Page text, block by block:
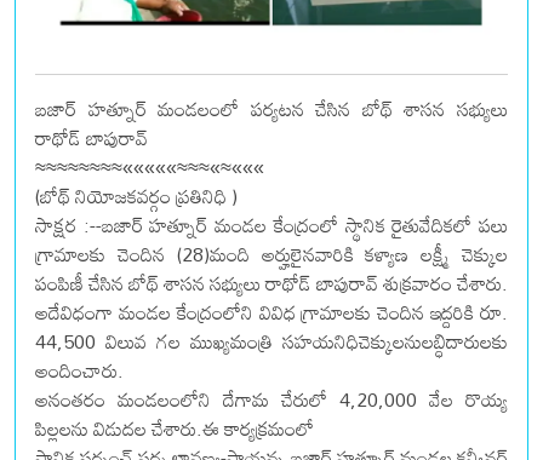
బజార్ హత్నూర్ మండలంలో పర్యటన చేసిన బోథ్ శాసన సభ్యులు
రాథోడ్ బాపురావ్
≈≈≈≈≈≈≈≈«««««≈≈≈«≈«««
(బోథ్ నియోజకవర్గం ప్రతినిధి )
సాక్షర :--బజార్ హత్నూర్ మండల కేంద్రంలో స్థానిక రైతువేదికలో పలు
గ్రామాలకు చెందిన (28)మంది అర్హులైనవారికి కళ్యాణ లక్ష్మీ చెక్కుల
పంపిణీ చేసిన బోథ్ శాసన సభ్యులు రాథోడ్ బాపురావ్ శుక్రవారం చేశారు.
అదేవిధంగా మండల కేంద్రంలోని వివిధ గ్రామాలకు చెందిన ఇద్దరికి రూ.
44,500 విలువ గల ముఖ్యమంత్రి సహయనిధిచెక్కులనులబ్ధిదారులకు
అందించారు.
అనంతరం మండలంలోని దేగామ చేరులో 4,20,000 వేల రొయ్య
పిల్లలను విడుదల చేశారు.ఈ కార్యక్రమంలో